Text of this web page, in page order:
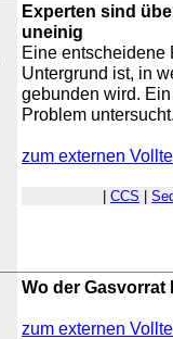
Experten sind
uneinig
Eine entscheidene
Untergrund ist, in
gebunden wird.
Problem untersucht.
zum externen
CCS
Wo der Gasvorrat
zum externen